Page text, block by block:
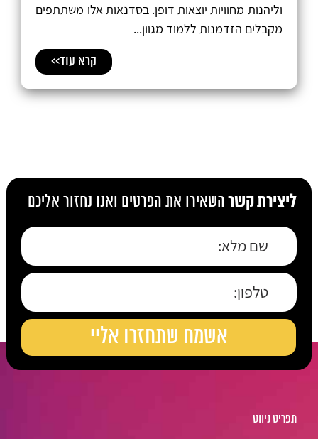
וליהנות מחוויות יוצאות דופן. בסדנאות אלו משתתפים
מקבלים הזדמנות ללמוד מגוון...
קרא עוד>>
ליצירת קשרהשאירו את הפרטים ואנו נחזור אליכם
תפריט ניווט